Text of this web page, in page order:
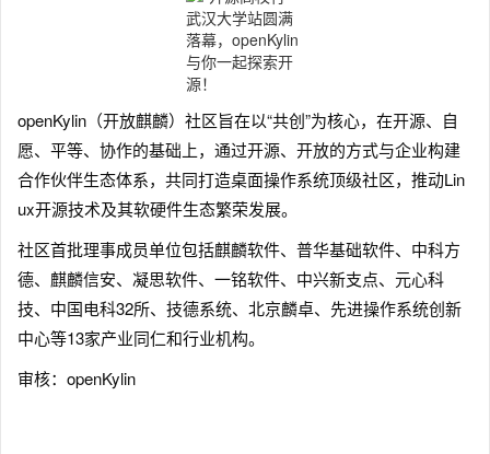
openKylin（开放麒麟）社区旨在以“共创”为核心，在开源、自
愿、平等、协作的基础上，通过开源、开放的方式与企业构建
合作伙伴生态体系，共同打造桌面操作系统顶级社区，推动Lin
ux开源技术及其软硬件生态繁荣发展。
社区首批理事成员单位包括麒麟软件、普华基础软件、中科方
德、麒麟信安、凝思软件、一铭软件、中兴新支点、元心科
技、中国电科32所、技德系统、北京麟卓、先进操作系统创新
中心等13家产业同仁和行业机构。
审核：openKylin